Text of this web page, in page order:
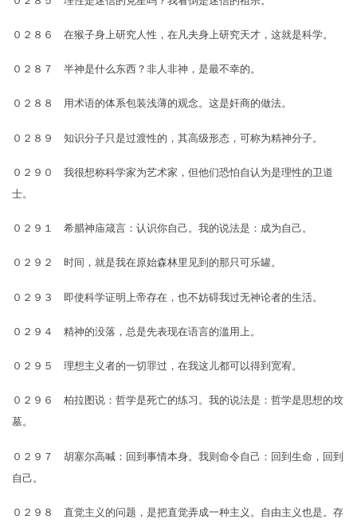
０２８６ 在猴子身上研究人性，在凡夫身上研究天才，这就是科学。
０２８７ 半神是什么东西？非人非神，是最不幸的。
０２８８ 用术语的体系包装浅薄的观念。这是奸商的做法。
０２８９ 知识分子只是过渡性的，其高级形态，可称为精神分子。
０２９０ 我很想称科学家为艺术家，但他们恐怕自认为是理性的卫道
士。
０２９１ 希腊神庙箴言：认识你自己。我的说法是：成为自己。
０２９２ 时间，就是我在原始森林里见到的那只可乐罐。
０２９３ 即使科学证明上帝存在，也不妨碍我过无神论者的生活。
０２９４ 精神的没落，总是先表现在语言的滥用上。
０２９５ 理想主义者的一切罪过，在我这儿都可以得到宽宥。
０２９６ 柏拉图说：哲学是死亡的练习。我的说法是：哲学是思想的坟
墓。
０２９７ 胡塞尔高喊：回到事情本身。我则命令自己：回到生命，回到
自己。
０２９８ 直觉主义的问题，是把直觉弄成一种主义。自由主义也是。存